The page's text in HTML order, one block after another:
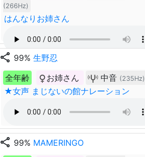
(266Hz)
はんなりお姉さん
share 99% 生野忍
全年齢
お姉さん 中音 (235Hz)
★女声 まじないの館ナレーション
share 99% MAMERINGO